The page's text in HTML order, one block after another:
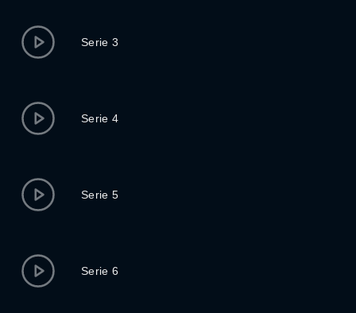
Serie 3
Serie 4
Serie 5
Serie 6